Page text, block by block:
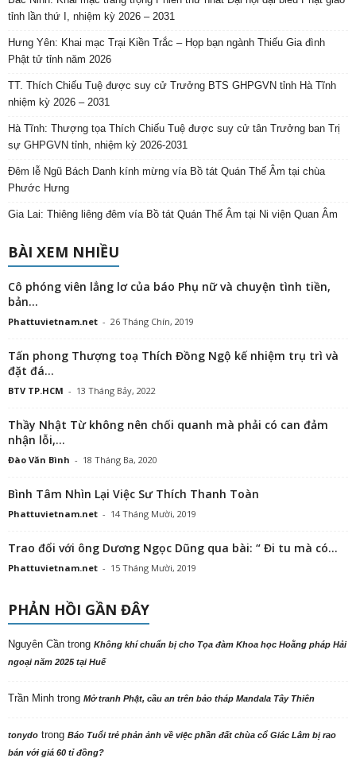
tỉnh lần thứ I, nhiệm kỳ 2026 – 2031
Hưng Yên: Khai mạc Trại Kiền Trắc – Họp bạn ngành Thiếu Gia đình
Phật tử tỉnh năm 2026
TT. Thích Chiếu Tuệ được suy cử Trưởng BTS GHPGVN tỉnh Hà Tĩnh
nhiệm kỳ 2026 – 2031
Hà Tĩnh: Thượng tọa Thích Chiếu Tuệ được suy cử tân Trưởng ban Trị
sự GHPGVN tỉnh, nhiệm kỳ 2026-2031
Đêm lễ Ngũ Bách Danh kính mừng vía Bồ tát Quán Thế Âm tại chùa
Phước Hưng
Gia Lai: Thiêng liêng đêm vía Bồ tát Quán Thế Âm tại Ni viện Quan Âm
BÀI XEM NHIỀU
Cô phóng viên lẳng lơ của báo Phụ nữ và chuyện tình tiền,
bản...
Phattuvietnam.net - 26 Tháng Chín, 2019
Tấn phong Thượng toạ Thích Đồng Ngộ kế nhiệm trụ trì và
đặt đá...
BTV TP.HCM - 13 Tháng Bảy, 2022
Thầy Nhật Từ không nên chối quanh mà phải có can đảm
nhận lỗi,...
Đào Văn Bình - 18 Tháng Ba, 2020
Bình Tâm Nhìn Lại Việc Sư Thích Thanh Toàn
Phattuvietnam.net - 14 Tháng Mười, 2019
Trao đổi với ông Dương Ngọc Dũng qua bài: “ Đi tu mà có...
Phattuvietnam.net - 15 Tháng Mười, 2019
PHẢN HỒI GẦN ĐÂY
Nguyên Cần trong Không khí chuẩn bị cho Tọa đàm Khoa học Hoằng pháp Hải
ngoại năm 2025 tại Huế
Trần Minh trong Mở tranh Phật, cầu an trên bảo tháp Mandala Tây Thiên
tonydo trong Báo Tuổi trẻ phản ảnh về việc phần đất chùa cổ Giác Lâm bị rao
bán với giá 60 tỉ đồng?